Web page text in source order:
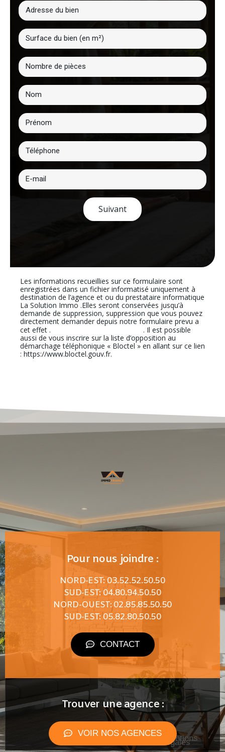
Suivant
Les informations recueillies sur ce formulaire sont
enregistrées dans un fichier informatisé uniquement à
destination de l’agence et ou du prestataire informatique
La Solution Immo .Elles seront conservées jusqu’à
demande de suppression, suppression que vous pouvez
directement demander depuis notre formulaire prevu a
cet effet .
. Il est possible
aussi de vous inscrire sur la liste d’opposition au
démarchage téléphonique « Bloctel » en allant sur ce lien
: https://www.bloctel.gouv.fr.
Pour nous joindre :
NORD-EST: 03.52.52.50.50
SUD-EST: 04.80.94.50.50
NORD-OUEST: 02.85.85.50.50
SUD-EST: 05.82.80.50.50
CONTACT
Trouver une agence :
VOIR NOS AGENCES
Mentions
légales